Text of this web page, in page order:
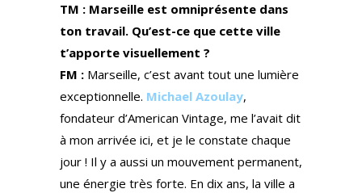
TM : Marseille est omniprésente dans
ton travail. Qu’est-ce que cette ville
t’apporte visuellement ?
FM : Marseille, c’est avant tout une lumière
exceptionnelle. Michael Azoulay,
fondateur d’American Vintage, me l’avait dit
à mon arrivée ici, et je le constate chaque
jour ! Il y a aussi un mouvement permanent,
une énergie très forte. En dix ans, la ville a